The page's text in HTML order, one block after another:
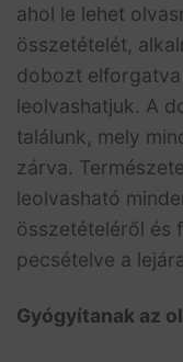
ahol le lehet
összetételét,
dobozt
leolvashatjuk. A
találunk, mely
zárva.
leolvasható
összetételéről és
pecsételve a
Gyógyítanak az